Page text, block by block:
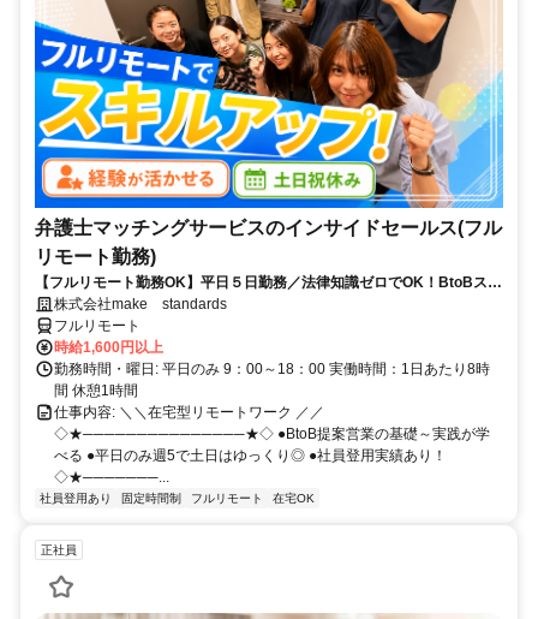
弁護士マッチングサービスのインサイドセールス(フル
リモート勤務)
【フルリモート勤務OK】平日５日勤務／法律知識ゼロでOK！BtoBスキ
ルが身につく営業職
株式会社make standards
フルリモート
時給1,600円以上
勤務時間・曜日: 平日のみ 9：00～18：00 実働時間：1日あたり8時
間 休憩1時間
仕事内容: ＼＼在宅型リモートワーク ／／
◇★───────────────★◇ ●BtoB提案営業の基礎～実践が学
べる ●平日のみ週5で土日はゆっくり◎ ●社員登用実績あり！
◇★───────...
社員登用あり 固定時間制 フルリモート 在宅OK
正社員